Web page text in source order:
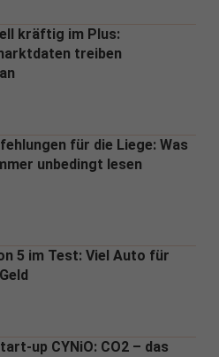
kräftig im Plus:
treiben
für die Liege: Was
unbedingt lesen
5 im Test: Viel Auto für
up CYNiO: CO2 – das